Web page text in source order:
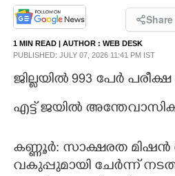
LIFESTYLE
SPIRITUAL
INFO+
Share
1 MIN READ | AUTHOR : WEB DESK
PUBLISHED: JULY 07, 2026 11:41 PM IST
ജില്ലയിൽ 993 പേർ
എട്ട് ജയിൽ
കണ്ണൂർ: സാക്ഷരത മിഷൻ
വകുപ്പുമായി ചേർന്ന്